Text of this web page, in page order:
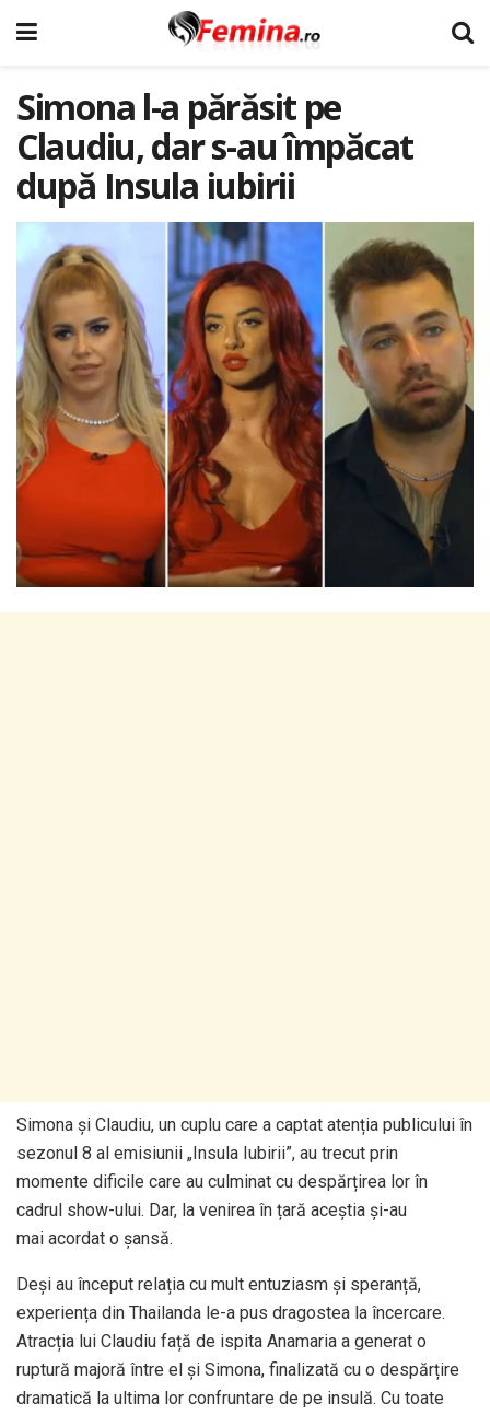
Simona l-a părăsit pe
Claudiu, dar s-au împăcat
după Insula iubirii
Simona și Claudiu, un cuplu care a captat atenția publicului în
sezonul 8 al emisiunii „Insula Iubirii”, au trecut prin
momente dificile care au culminat cu despărțirea lor în
cadrul show-ului. Dar, la venirea în țară aceștia și-au
mai acordat o șansă.
Deși au început relația cu mult entuziasm și speranță,
experiența din Thailanda le-a pus dragostea la încercare.
Atracția lui Claudiu față de ispita Anamaria a generat o
ruptură majoră între el și Simona, finalizată cu o despărțire
dramatică la ultima lor confruntare de pe insulă. Cu toate